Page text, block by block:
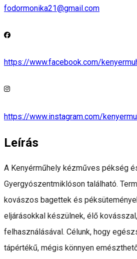
fodormonika21@gmail.com
https://www.facebook.com/
https://www.instagram.com/
Leírás
A Kenyérműhely kézműves pékség
Gyergyószentmiklóson található.
kovászos bagettek és
eljárásokkal készülnek, élő
felhasználásával. Célunk, hogy
tápértékű, mégis könnyen